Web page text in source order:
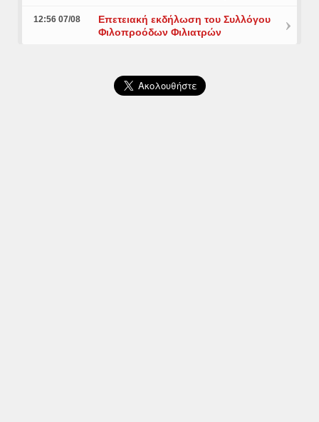
12:56 07/08
Επετειακή εκδήλωση του Συλλόγου
Φιλοπροόδων Φιλιατρών